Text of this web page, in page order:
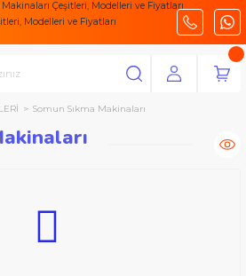
Somun Sıkma Makinaları